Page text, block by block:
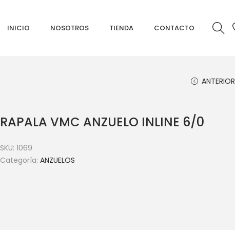
INICIO NOSOTROS TIENDA CONTACTO
ANTERIOR
RAPALA VMC ANZUELO INLINE 6/0
SKU: 1069
Categoría: ANZUELOS